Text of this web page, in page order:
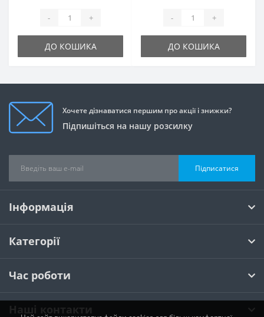
- +
ДО КОШИКА
- +
ДО КОШИКА
Хочете дізнаватися першим про акції і знижки?
Підпишіться на нашу розсилку
Підписатися
Інформація
Категорії
Час роботи
Наші контакти